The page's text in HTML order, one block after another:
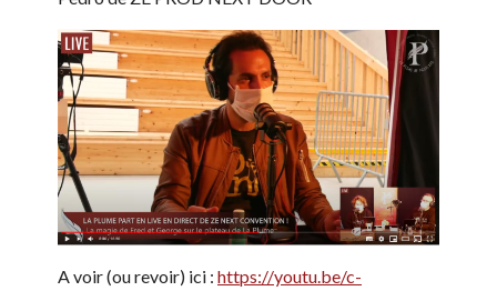
A voir (ou revoir) ici : https://youtu.be/c-